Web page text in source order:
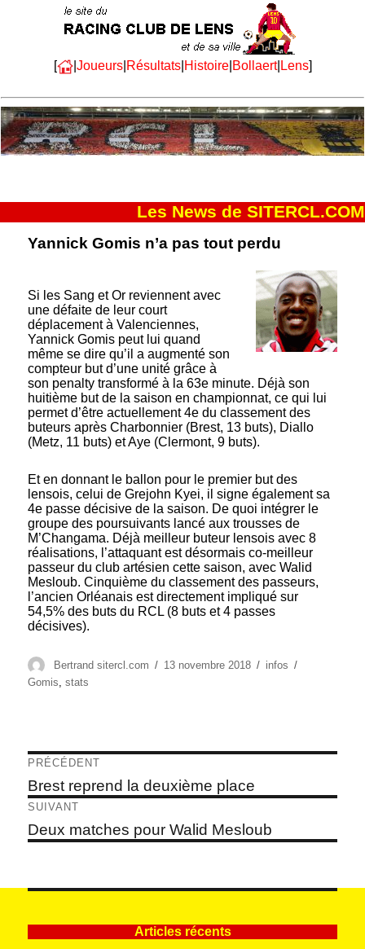
[ | Joueurs| Résultats| Histoire| Bollaert| Lens]
Les News de SITERCL.COM
Yannick Gomis n’a pas tout perdu
Si les Sang et Or reviennent avec
une défaite de leur court
déplacement à Valenciennes,
Yannick Gomis peut lui quand
même se dire qu’il a augmenté son
compteur but d’une unité grâce à
son penalty transformé à la 63e minute. Déjà son
huitième but de la saison en championnat, ce qui lui
permet d’être actuellement 4e du classement des
buteurs après Charbonnier (Brest, 13 buts), Diallo
(Metz, 11 buts) et Aye (Clermont, 9 buts).
Et en donnant le ballon pour le premier but des
lensois, celui de Grejohn Kyei, il signe également sa
4e passe décisive de la saison. De quoi intégrer le
groupe des poursuivants lancé aux trousses de
M’Changama. Déjà meilleur buteur lensois avec 8
réalisations, l’attaquant est désormais co-meilleur
passeur du club artésien cette saison, avec Walid
Mesloub. Cinquième du classement des passeurs,
l’ancien Orléanais est directement impliqué sur
54,5% des buts du RCL (8 buts et 4 passes
décisives).
Auteur
Bertrand sitercl.com
Publié
13 novembre 2018 Catégories
infos
Gomis,stats
Navigation
de
l’article
PRÉCÉDENT
Article
précédent :
Brest reprend la deuxième place
SUIVANT
Article
suivant :
Deux matches pour Walid Mesloub
Articles récents